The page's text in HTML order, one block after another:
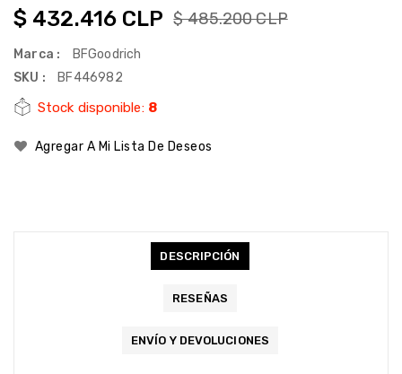
$ 432.416 CLP $ 485.200 CLP
Marca :
BFGoodrich
SKU :
BF446982
Stock disponible: 8
Agregar A Mi Lista De Deseos
DESCRIPCIÓN
RESEÑAS
ENVÍO Y DEVOLUCIONES